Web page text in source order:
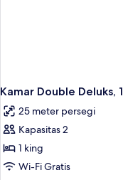
Kamar Double Deluks,
25 meter persegi
Kapasitas 2
1 king
Wi-Fi Gratis